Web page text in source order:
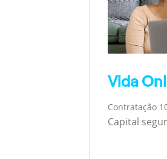
Vida
Contratação
Capital